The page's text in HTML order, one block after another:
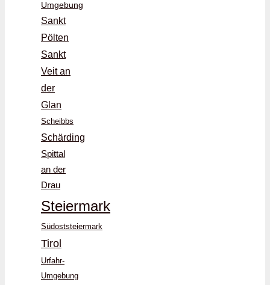
Umgebung
Sankt
Pölten
Sankt
Veit an
der
Glan
Scheibbs
Schärding
Spittal
an der
Drau
Steiermark
Südoststeiermark
Tirol
Urfahr-
Umgebung